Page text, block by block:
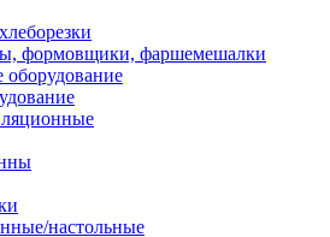
формовщики, фаршемешалки
оборудование
настольные